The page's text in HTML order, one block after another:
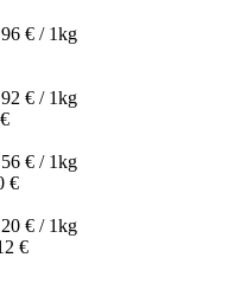
€ / 1kg
€ / 1kg
€ / 1kg
€
€ / 1kg
€